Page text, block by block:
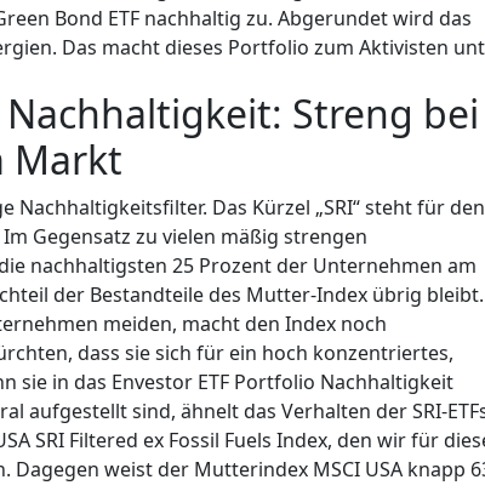
Bond ETF nachhaltig zu. Abgerundet wird das
Das macht dieses Portfolio zum Aktivisten
Nachhaltigkeit: Streng bei
Markt
Nachhaltigkeitsfilter. Das Kürzel „SRI“ steht für den
Gegensatz zu vielen mäßig strengen
nachhaltigsten 25 Prozent der Unternehmen am
der Bestandteile des Mutter-Index übrig bleibt.
meiden, macht den Index noch
dass sie sich für ein hoch konzentriertes,
in das Envestor ETF Portfolio Nachhaltigkeit
aufgestellt sind, ähnelt das Verhalten der SRI-
SRI Filtered ex Fossil Fuels Index, den wir für
weist der Mutterindex MSCI USA knapp